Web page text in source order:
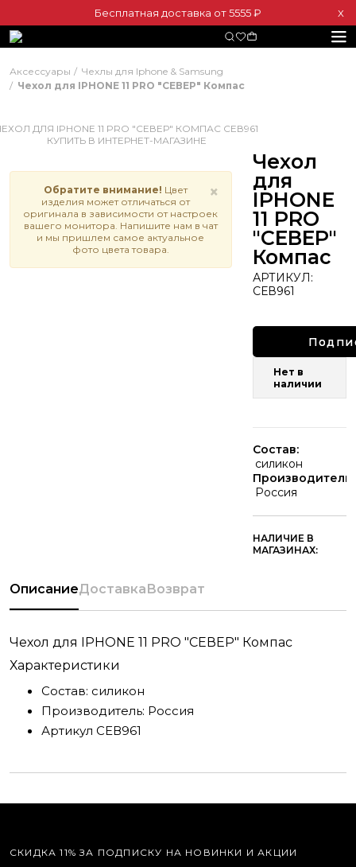
Бесплатная доставка от 5555 ₽ Х
Аксессуары
Чехлы для Iphone & Samsung
Чехол для IPHONE 11 PRO "СЕВЕР" Компас
×
Обратите внимание! Цвет
изделия может отличаться от
оригинала в зависимости от настроек
вашего монитора. Напишите нам в чат
и мы пришлем самое актуальное
фото цвета товара.
Чехол
для
IPHONE
11 PRO
"СЕВЕР"
Компас
АРТИКУЛ:
СЕВ961
Нет в
наличии
Состав:
силикон
Производитель:
Россия
НАЛИЧИЕ В
МАГАЗИНАХ:
ОписаниеДоставкаВозврат
Чехол для IPHONE 11 PRO "СЕВЕР" Компас
Характеристики
Состав: силикон
Производитель: Россия
Артикул СЕВ961
СКИДКА 11% ЗА ПОДПИСКУ НА НОВИНКИ И АКЦИИ